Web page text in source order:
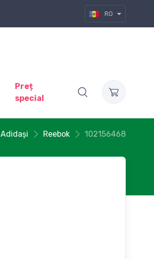
RO
Preț
special
Adidași Reebok 102156468